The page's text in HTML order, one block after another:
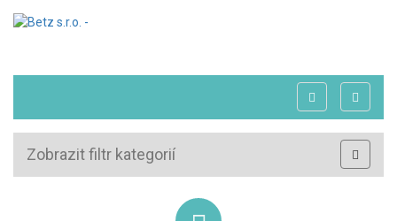
Zobrazit filtr kategorií